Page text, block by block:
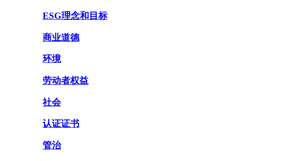
ESG理念和目标
商业道德
环境
劳动者权益
社会
认证证书
管治